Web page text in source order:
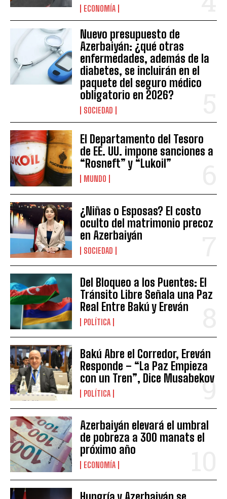
ECONOMÍA
Nuevo presupuesto de
Azerbaiyán: ¿qué otras
enfermedades, además de la
diabetes, se incluirán en el
paquete del seguro médico
obligatorio en 2026?
SOCIEDAD
El Departamento del Tesoro
de EE. UU. impone sanciones a
“Rosneft” y “Lukoil”
MUNDO
¿Niñas o Esposas? El costo
oculto del matrimonio precoz
en Azerbaiyán
SOCIEDAD
Del Bloqueo a los Puentes: El
Tránsito Libre Señala una Paz
Real Entre Bakú y Ereván
POLÍTICA
Bakú Abre el Corredor, Ereván
Responde – “La Paz Empieza
con un Tren”, Dice Musabekov
POLÍTICA
Azerbaiyán elevará el umbral
de pobreza a 300 manats el
próximo año
ECONOMÍA